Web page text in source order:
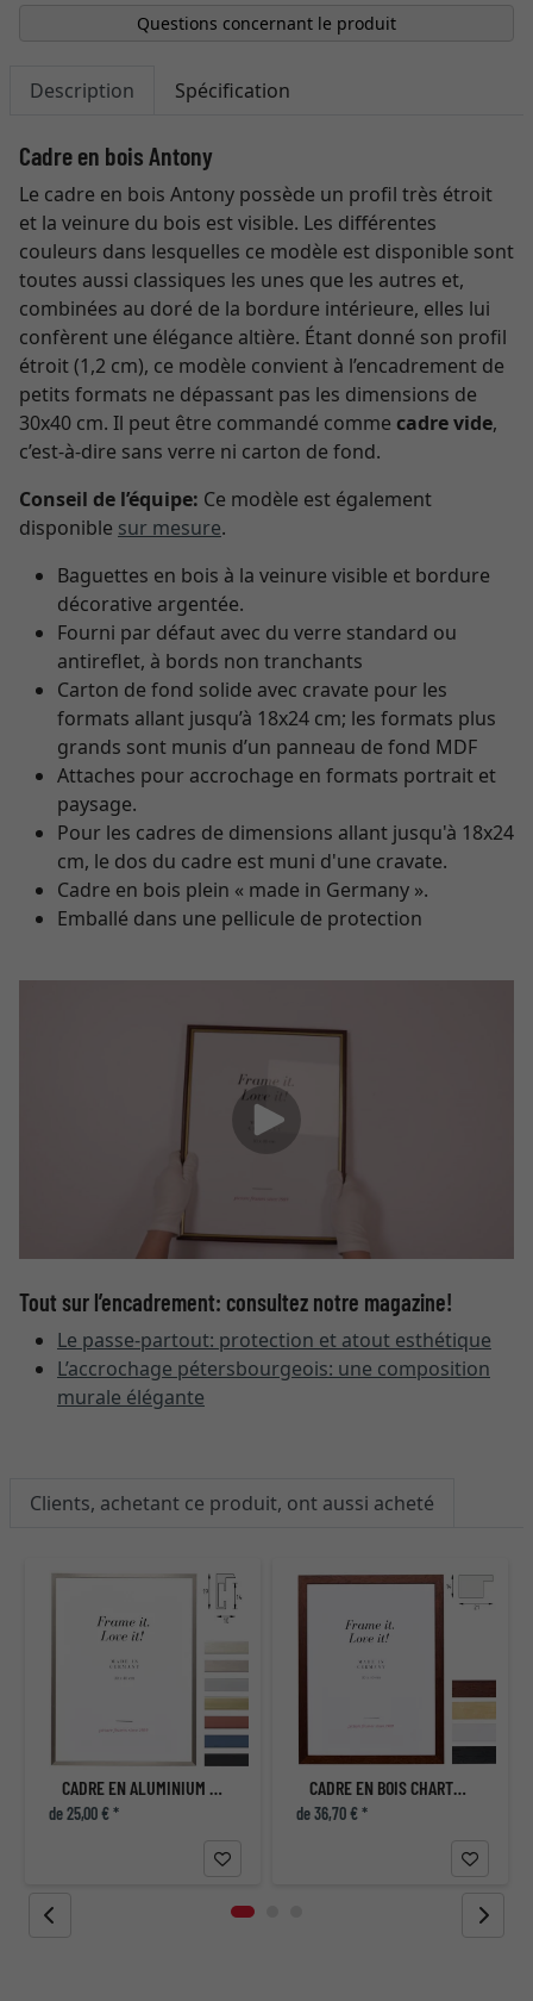
Questions concernant le produit
Description Spécification
Cadre en bois Antony
Le cadre en bois Antony possède un profil très étroit
et la veinure du bois est visible. Les différentes
couleurs dans lesquelles ce modèle est disponible sont
toutes aussi classiques les unes que les autres et,
combinées au doré de la bordure intérieure, elles lui
confèrent une élégance altière. Étant donné son profil
étroit (1,2 cm), ce modèle convient à l’encadrement de
petits formats ne dépassant pas les dimensions de
30x40 cm. Il peut être commandé comme cadre vide,
c’est-à-dire sans verre ni carton de fond.
Conseil de l’équipe: Ce modèle est également
disponible sur mesure.
Baguettes en bois à la veinure visible et bordure
décorative argentée.
Fourni par défaut avec du verre standard ou
antireflet, à bords non tranchants
Carton de fond solide avec cravate pour les
formats allant jusqu’à 18x24 cm; les formats plus
grands sont munis d’un panneau de fond MDF
Attaches pour accrochage en formats portrait et
paysage.
Pour les cadres de dimensions allant jusqu'à 18x24
cm, le dos du cadre est muni d'une cravate.
Cadre en bois plein « made in Germany ».
Emballé dans une pellicule de protection
Tout sur l’encadrement: consultez notre magazine!
Le passe-partout: protection et atout esthétique
L’accrochage pétersbourgeois: une composition
murale élégante
Clients, achetant ce produit, ont aussi acheté
CADRE EN ALUMINIUM ECON PLAT
de 25,00 € *
CADRE EN BOIS CHARTRES
de 36,70 € *